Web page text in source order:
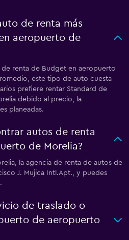
de renta más
aeropuerto de
renta de Budget en aeropuerto
este tipo de auto cuesta
prefiere rentar Standard de
debido al precio, la
planeadas.
autos de renta
de Morelia?
la agencia de renta de autos de
J. Mujica Intl.Apt., y puedes
de traslado o
de aeropuerto